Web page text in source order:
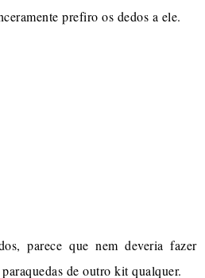
prefiro os dedos a ele.
parece que nem deveria fazer
de outro kit qualquer.